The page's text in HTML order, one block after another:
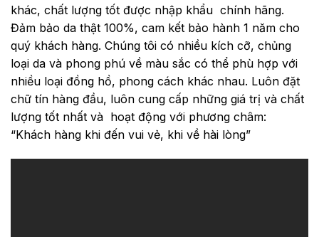
khác, chất lượng tốt được nhập khẩu chính hãng.
Đảm bảo da thật 100%, cam kết bảo hành 1 năm cho
quý khách hàng. Chúng tôi có nhiều kích cỡ, chủng
loại da và phong phú về màu sắc có thể phù hợp với
nhiều loại đồng hồ, phong cách khác nhau. Luôn đặt
chữ tín hàng đầu, luôn cung cấp những giá trị và chất
lượng tốt nhất và hoạt động với phương châm:
“Khách hàng khi đến vui vẻ, khi về hài lòng”